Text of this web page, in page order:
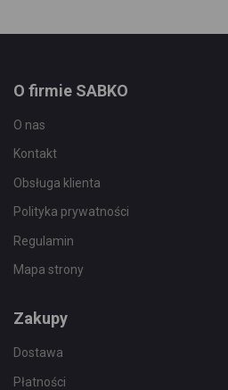
O firmie SABKO
O nas
Kontakt
Obsługa klienta
Polityka prywatności
Regulamin
Mapa strony
Zakupy
Dostawa
Płatności